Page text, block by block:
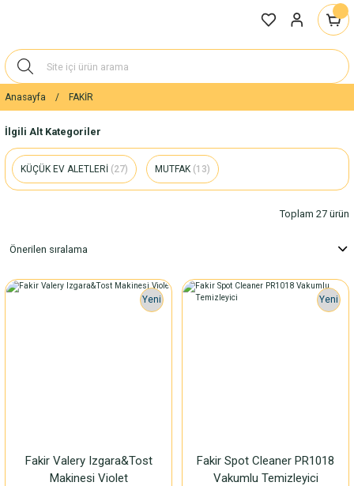
Anasayfa FAKİR
İlgili Alt Kategoriler
KÜÇÜK EV ALETLERİ (27) MUTFAK (13)
Toplam 27 ürün
Yeni
Fakir Valery Izgara&Tost
Makinesi Violet
Yeni
Fakir Spot Cleaner PR1018
Vakumlu Temizleyici